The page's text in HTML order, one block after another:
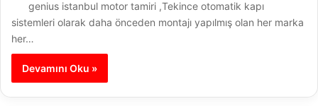
genius istanbul motor tamiri ,Tekince otomatik kapı
sistemleri olarak daha önceden montajı yapılmış olan her marka
her…
Devamını Oku »